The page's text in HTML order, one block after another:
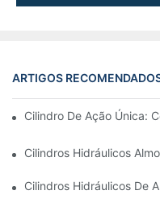
ARTIGOS
Cilindro De Ação Única:
Cilindros Hidráulicos
Cilindros Hidráulicos De